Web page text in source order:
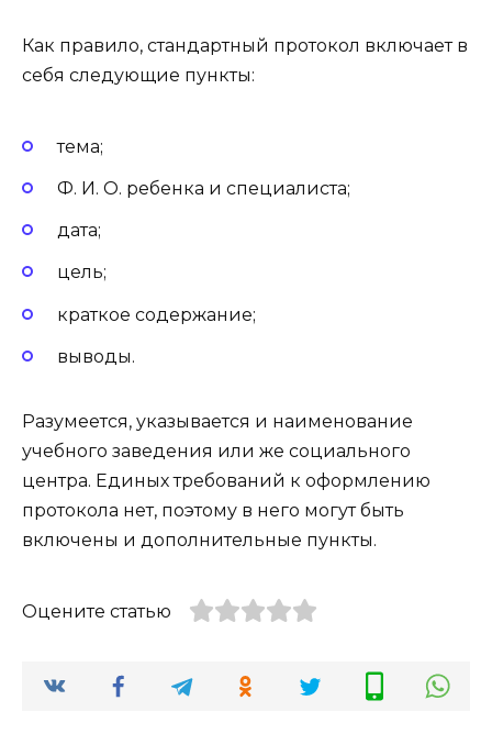
Как правило, стандартный протокол включает в
себя следующие пункты:
тема;
Ф. И. О. ребенка и специалиста;
дата;
цель;
краткое содержание;
выводы.
Разумеется, указывается и наименование
учебного заведения или же социального
центра. Единых требований к оформлению
протокола нет, поэтому в него могут быть
включены и дополнительные пункты.
Оцените статью